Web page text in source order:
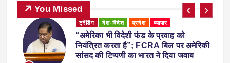
You Missed
अमेरिकी
ट्रेंडिंग देश-विदेश प्रदेश
महाराष्ट्र में नकली ‘एनालॉग पनीर’ पर 1
का प्रतिबंध, होटल-रेस्टोरेंट में उपयोग
होगी सख्त कार्रवाई